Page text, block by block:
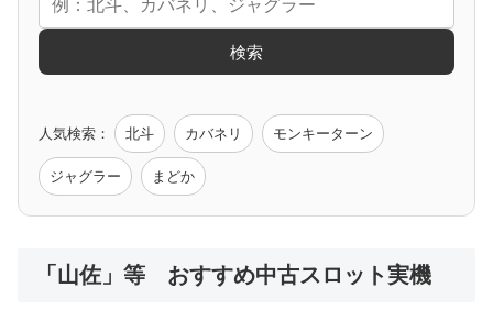
エヴァ コードギアス 化物語 炎炎ノ消防隊
モンハン バイオ ペルソナ
検索
人気検索： 北斗 カバネリ モンキーターン
ジャグラー まどか
「山佐」等 おすすめ中古スロット実機